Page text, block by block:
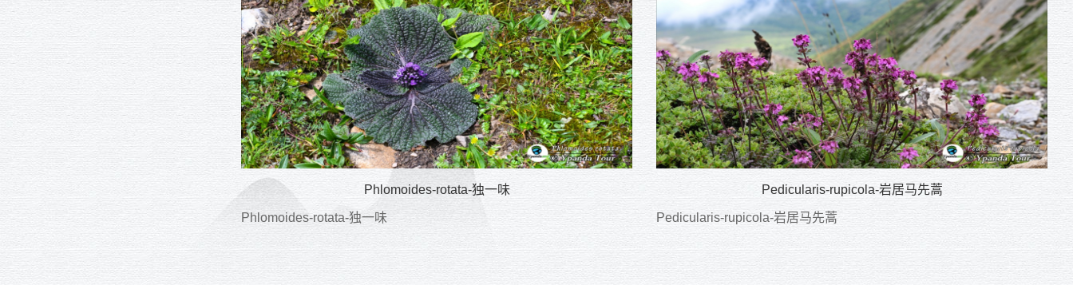
Phlomoides-rotata-独一味
Phlomoides-rotata-独一味
Pedicularis-rupicola-岩居马先蒿
Pedicularis-rupicola-岩居马先蒿